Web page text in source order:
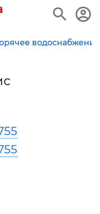
водоснабжение